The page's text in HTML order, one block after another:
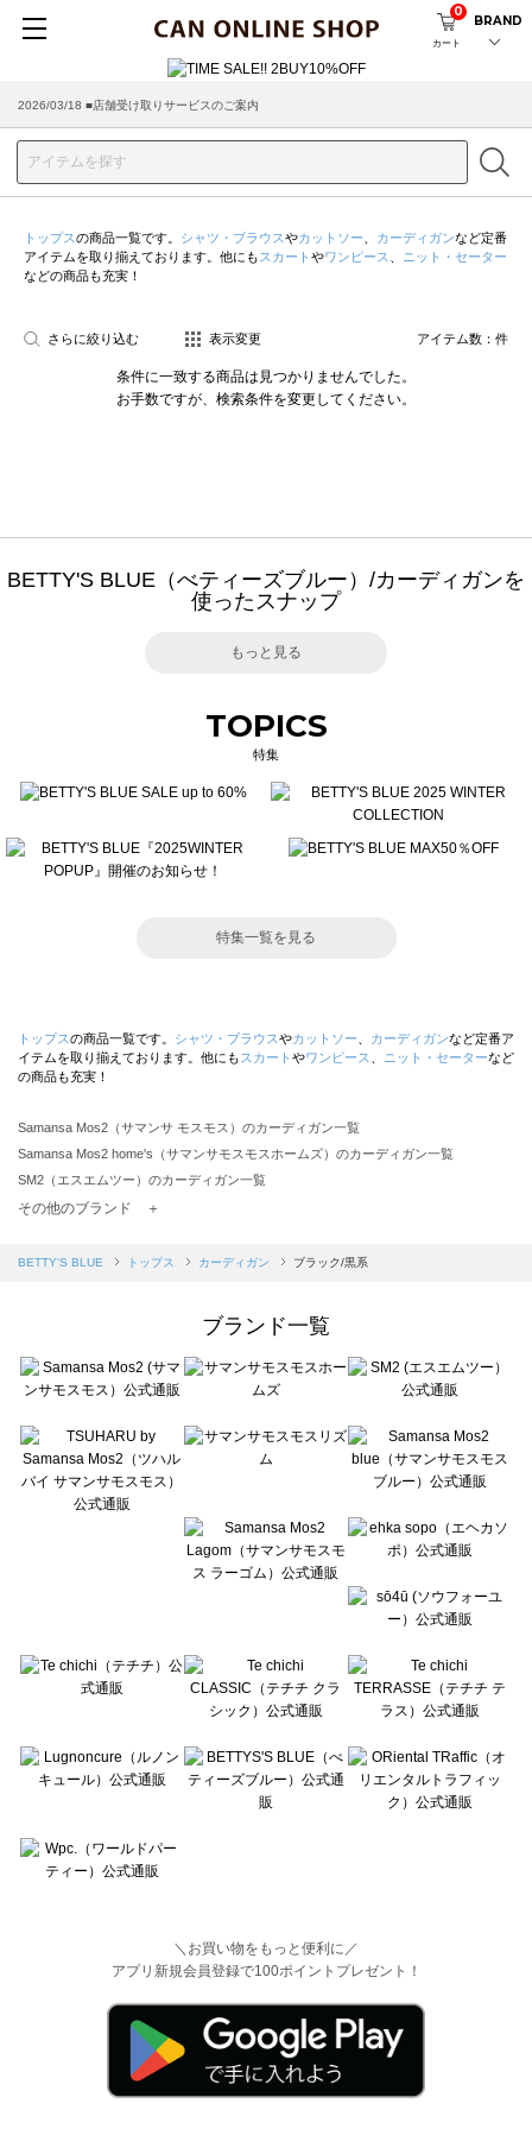
カート
0
BRAND
2026/03/18 ■店舗受け取りサービスのご案内
トップスの商品一覧です。 シャツ・ブラウスやカットソー カーディガンなど定番
アイテムを取り揃えております。他にも スカート やワンピース
ニット・セーター
などの商品も充実！
さらに絞り込む 表示変更 アイテム数： 件
条件に一致する商品は見つかりませんでした。
お手数ですが、検索条件を変更してください。
BETTY'S BLUE（べティーズブルー）/カーディガンを
使ったスナップ
もっと見る
TOPICS
特集
特集一覧を見る
トップスの商品一覧です。 シャツ・ブラウスやカットソー カーディガンなど定番ア
イテムを取り揃えております。他にも スカート やワンピース ニット・セーターなど
の商品も充実！
Samansa Mos2（サマンサ モスモス）のカーディガン一覧
Samansa Mos2 home's（サマンサモスモスホームズ）のカーディガン一覧
SM2（エスエムツー）のカーディガン一覧
TSUHARU by Samansa Mos2（ツハルバイサマンサモスモス）のカーディガン一覧
Samansa Mos2 blue（サマンサモスモス ブルー）のカーディガン一覧
sō4ū（ソウフォーユー）のカーディガン一覧
Te chichi（テチチ）のカーディガン一覧
Te chichi CLASSIC（テチチ クラシック）のカーディガン一覧
Lugnoncure（ルノンキュール）のカーディガン一覧
BETTY'S BLUE（べティーズブルー）のカーディガン一覧
Wpc.（ワールドパーティー）のカーディガン一覧
その他のブランド ＋
BETTY'S BLUE トップス カーディガン ブラック/黒系
ブランド一覧
＼お買い物をもっと便利に／
アプリ新規会員登録で100ポイントプレゼント！